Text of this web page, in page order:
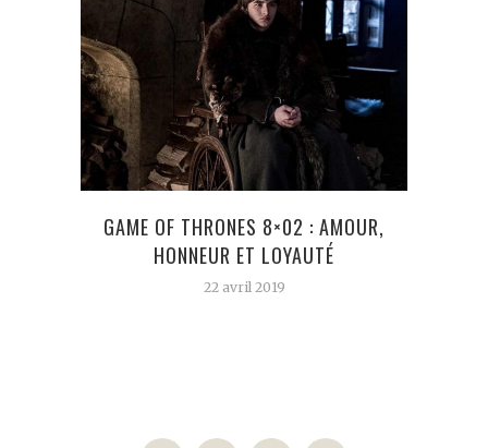
GAME OF THRONES 8×02 : AMOUR,
HONNEUR ET LOYAUTÉ
22 avril 2019